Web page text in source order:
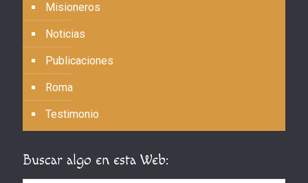
Misioneros
Noticias
Publicaciones
Roma
Testimonio
Buscar algo en esta Web: